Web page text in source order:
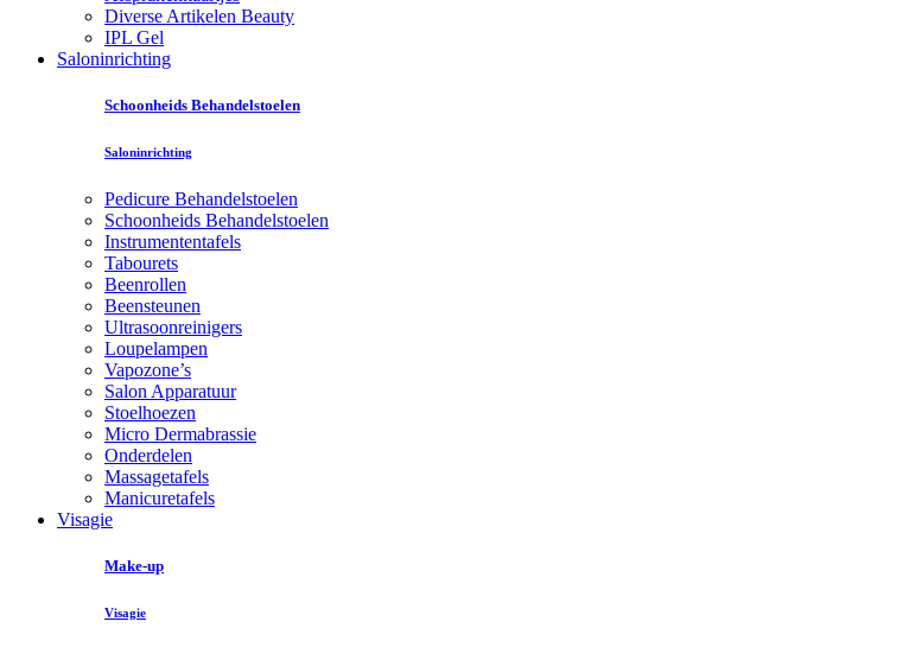
Diverse Artikelen Beauty
IPL Gel
Saloninrichting
Schoonheids Behandelstoelen
Saloninrichting
Pedicure Behandelstoelen
Schoonheids Behandelstoelen
Instrumententafels
Tabourets
Beenrollen
Beensteunen
Ultrasoonreinigers
Loupelampen
Vapozone’s
Salon Apparatuur
Stoelhoezen
Micro Dermabrassie
Onderdelen
Massagetafels
Manicuretafels
Visagie
Make-up
Visagie